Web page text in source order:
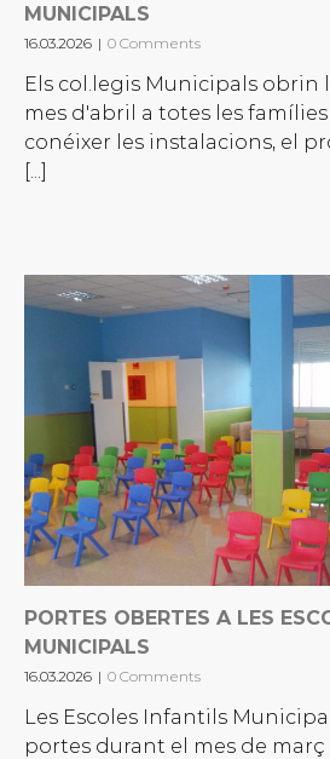
MUNICIPALS
16.03.2026 | 0 Comments
Els col.legis Municipals obrin
mes d'abril a totes les
conéixer les instalacions, el
[...]
PORTES OBERTES A LES
MUNICIPALS
16.03.2026 | 0 Comments
Les Escoles Infantils
portes durant el mes de